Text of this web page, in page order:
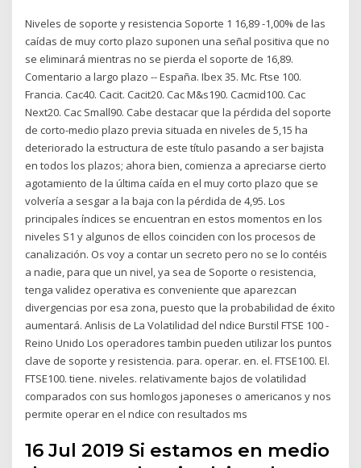
Niveles de soporte y resistencia Soporte 1 16,89 -1,00% de las
caídas de muy corto plazo suponen una señal positiva que no
se eliminará mientras no se pierda el soporte de 16,89.
Comentario a largo plazo -- España. Ibex 35. Mc. Ftse 100.
Francia. Cac40. Cacit. Cacit20. Cac M&s190. Cacmid100. Cac
Next20. Cac Small90. Cabe destacar que la pérdida del soporte
de corto-medio plazo previa situada en niveles de 5,15 ha
deteriorado la estructura de este título pasando a ser bajista
en todos los plazos; ahora bien, comienza a apreciarse cierto
agotamiento de la última caída en el muy corto plazo que se
volvería a sesgar a la baja con la pérdida de 4,95. Los
principales índices se encuentran en estos momentos en los
niveles S1 y algunos de ellos coinciden con los procesos de
canalización. Os voy a contar un secreto pero no se lo contéis
a nadie, para que un nivel, ya sea de Soporte o resistencia,
tenga validez operativa es conveniente que aparezcan
divergencias por esa zona, puesto que la probabilidad de éxito
aumentará. Anlisis de La Volatilidad del ndice Burstil FTSE 100 -
Reino Unido Los operadores tambin pueden utilizar los puntos
clave de soporte y resistencia. para. operar. en. el. FTSE100. El.
FTSE100. tiene. niveles. relativamente bajos de volatilidad
comparados con sus homlogos japoneses o americanos y nos
permite operar en el ndice con resultados ms
16 Jul 2019 Si estamos en medio